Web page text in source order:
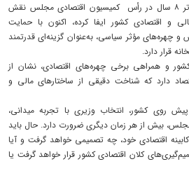
به گزارش نصر؛ فتحی‌پور که پیش‌تر ۸ سال در رأس کمیسیون اقتصادی مجلس نقش
و اقتصادی کشور ایفا کرده، اکنون با حمایت
چهره‌های مؤثر سیاسی، به‌عنوان گزینه‌ای قدرتمند
قرار دارد.
و همراهی برخی چهره‌های اقتصادی، نشان از
دارد که شناخت دقیقی از ساختارهای مالی و
روی کشور، انتخاب وزیری با تجربه میدانی،
بیش از هر زمان دیگری ضرورت دارد. حال باید
اقتصادی خود، چه تصمیمی خواهد گرفت و آیا
کلان اقتصادی کشور قرار خواهد گرفت یا